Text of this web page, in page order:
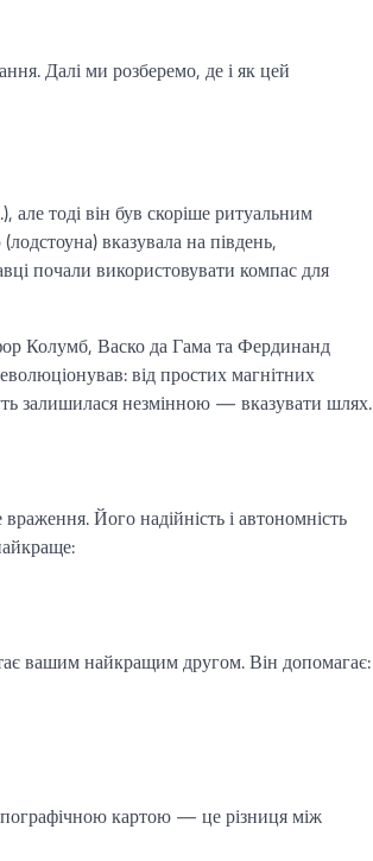
Далі ми розберемо, де і як цей
але тоді він був скоріше ритуальним
вказувала на південь,
почали використовувати компас для
Колумб, Васко да Гама та Фердинанд
від простих магнітних
залишилася незмінною — вказувати шлях.
Його надійність і автономність
вашим найкращим другом. Він допомагає:
картою — це різниця між